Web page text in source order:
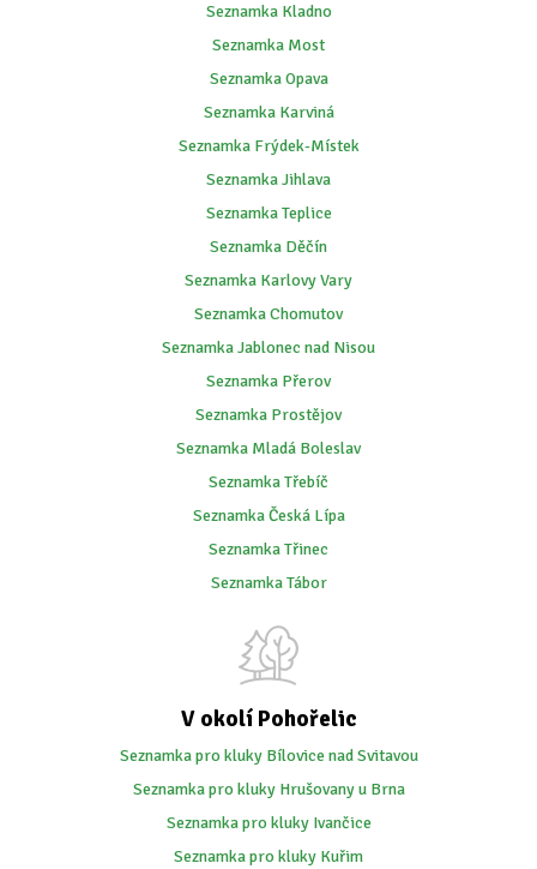
Seznamka Kladno
Seznamka Most
Seznamka Opava
Seznamka Karviná
Seznamka Frýdek-Místek
Seznamka Jihlava
Seznamka Teplice
Seznamka Děčín
Seznamka Karlovy Vary
Seznamka Chomutov
Seznamka Jablonec nad Nisou
Seznamka Přerov
Seznamka Prostějov
Seznamka Mladá Boleslav
Seznamka Třebíč
Seznamka Česká Lípa
Seznamka Třinec
Seznamka Tábor
V okolí Pohořelic
Seznamka pro kluky Bílovice nad Svitavou
Seznamka pro kluky Hrušovany u Brna
Seznamka pro kluky Ivančice
Seznamka pro kluky Kuřim